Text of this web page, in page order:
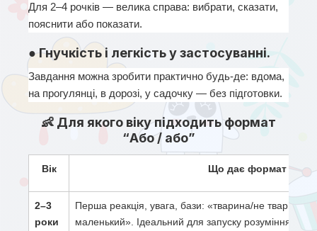
Для 2–4 рочків — велика справа: вибрати, сказати,
пояснити або показати.
● Гнучкість і легкість у застосуванні.
Завдання можна зробити практично будь-де: вдома,
на прогулянці, в дорозі, у садочку — без підготовки.
👶 Для якого віку підходить формат
“Або / або”
Вік Що дає формат у
2–3
роки
Перша реакція, увага, бази: «тварина/не тварина»,
маленький». Ідеальний для запуску розуміння та